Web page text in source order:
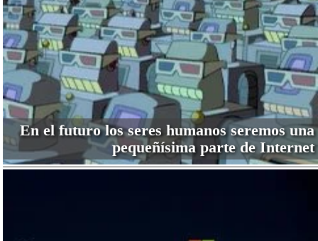
En el futuro los seres humanos seremos una
pequeñísima parte de Internet